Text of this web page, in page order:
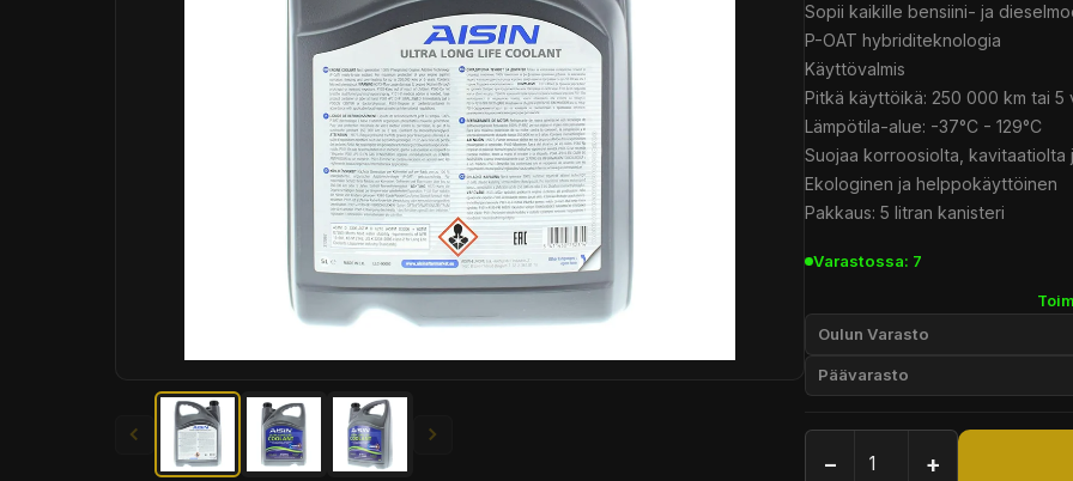
Sopii kaikille bensiini- ja
P-OAT hybriditeknologia
Käyttövalmis
Pitkä käyttöikä: 250 000 km tai 5
Lämpötila-alue: -37°C - 129°C
Suojaa korroosiolta, kavitaatiolta
Ekologinen ja helppokäyttöinen
Pakkaus: 5 litran kanisteri
Varastossa: 7
Oulun Varasto
Päävarasto
− +